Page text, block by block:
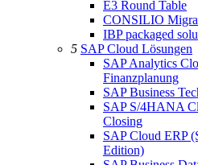
E3 Round Table
CONSILIO
IBP packaged
5 SAP Cloud Lösungen
SAP Analytics
Finanzplanung
SAP Business
SAP S/4HANA
Closing
SAP Cloud ERP
Edition)